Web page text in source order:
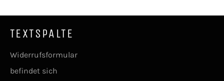
TEXTSPALTE
Widerrufsformular
befindet sich